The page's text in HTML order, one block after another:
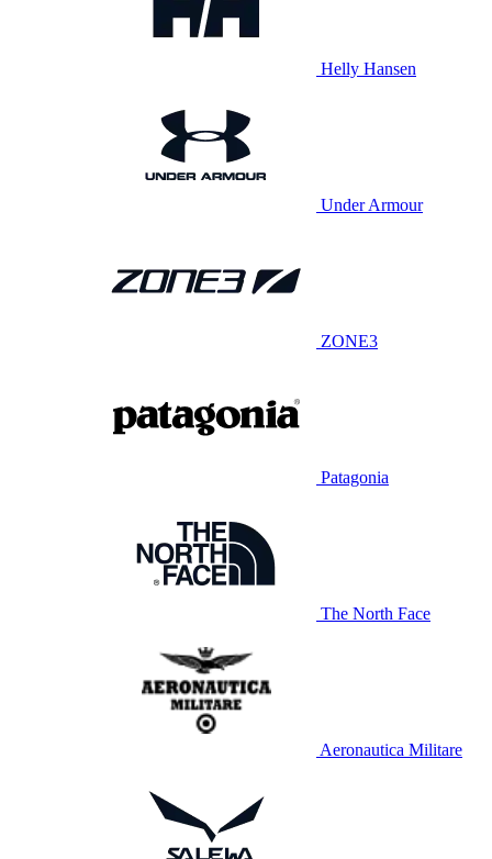
Helly Hansen
Under Armour
ZONE3
Patagonia
The North Face
Aeronautica Militare